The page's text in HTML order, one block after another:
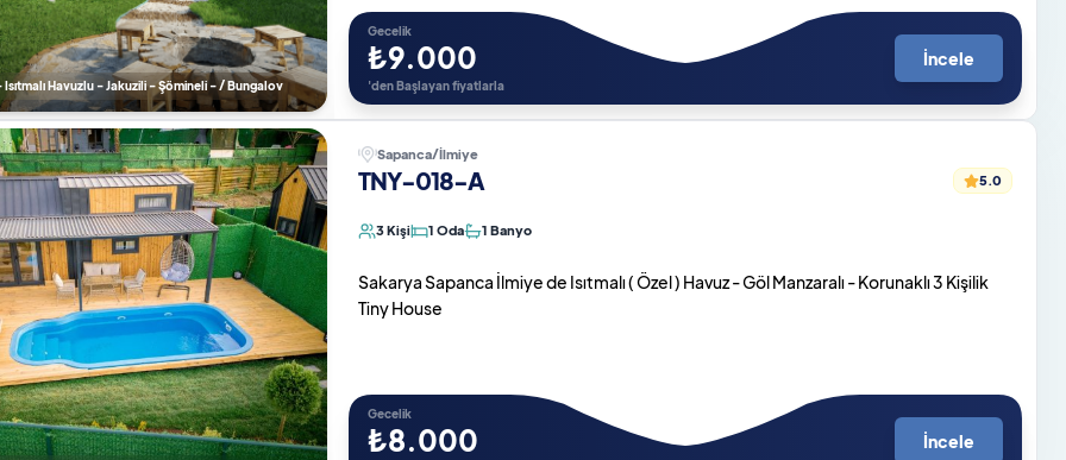
Isıtmalı Havuzlu - Jakuzili - Şömineli - / Bungalov
Gecelik
₺9.000
'den Başlayan fiyatlarla
İncele
Sapanca/İlmiye
TNY-018-A 5.0
3 Kişi 1 Oda 1 Banyo
Sakarya Sapanca İlmiye de Isıtmalı ( Özel ) Havuz - Göl Manzaralı - Korunaklı 3 Kişilik
Tiny House
Gecelik
₺8.000 İncele